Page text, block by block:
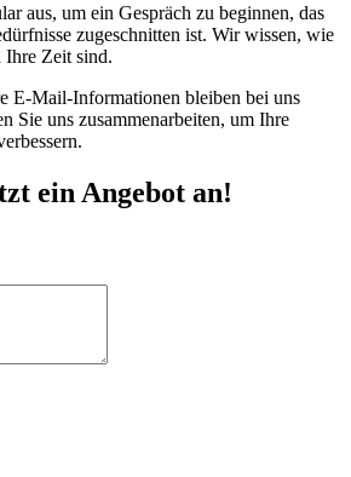
aus, um ein Gespräch zu beginnen, das
zugeschnitten ist. Wir wissen, wie
Zeit sind.
E-Mail-Informationen bleiben bei uns
Sie uns zusammenarbeiten, um Ihre
ein Angebot an!